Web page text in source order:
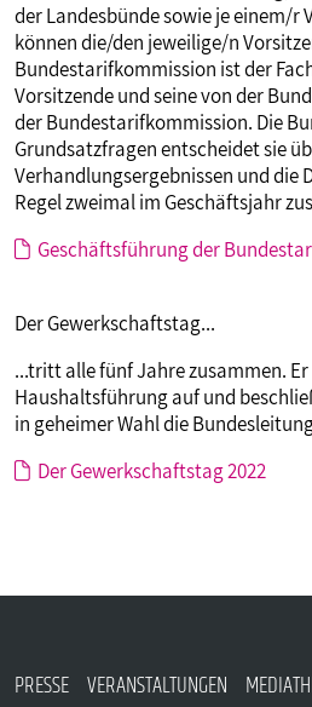
der Landesbünde sowie je einem/
können die/den jeweilige/n
Bundestarifkommission ist der
Vorsitzende und seine von der
der Bundestarifkommission. Die
Grundsatzfragen entscheidet sie
Verhandlungsergebnissen und
Regel zweimal im Geschäftsjahr
Geschäftsführung der
Der Gewerkschaftstag...
...tritt alle fünf Jahre zusammen.
Haushaltsführung auf und
in geheimer Wahl die
Der Gewerkschaftstag 2022
PRESSE VERANSTALTUNGEN